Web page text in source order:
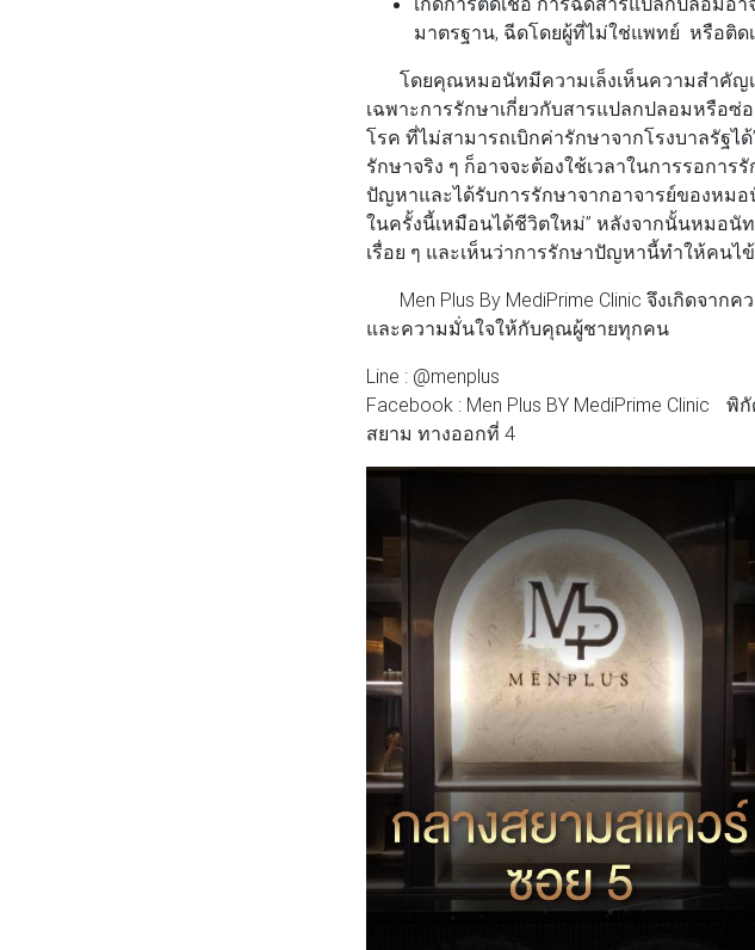
มาตรฐาน, ฉีดโดยผู้ที่ไม่ใช่แพทย์ หรือติ
โดยคุณหมอนัทมีความเล็งเห็นความสำคัญเ
เฉพาะการรักษาเกี่ยวกับสารแปลกปลอมหรือ
โรค ที่ไม่สามารถเบิกค่ารักษาจากโรงบาลรัฐไ
รักษาจริง ๆ ก็อาจจะต้องใช้เวลาในการรอกา
ปัญหาและได้รับการรักษาจากอาจารย์ของหม
ในครั้งนี้เหมือนได้ชีวิตใหม่” หลังจากนั้นหมอนั
เรื่อย ๆ และเห็นว่าการรักษาปัญหานี้ทำให้คน
Men Plus By MediPrime Clinic จึงเกิดจา
และความมั่นใจให้กับคุณผู้ชายทุกคน
Line : @menplus
Facebook : Men Plus BY MediPrime Clinic
สยาม ทางออกที่ 4